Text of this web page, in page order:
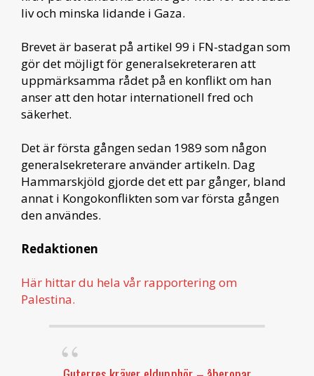
liv och minska lidande i Gaza.
Brevet är baserat på artikel 99 i FN-stadgan som
gör det möjligt för generalsekreteraren att
uppmärksamma rådet på en konflikt om han
anser att den hotar internationell fred och
säkerhet.
Det är första gången sedan 1989 som någon
generalsekreterare använder artikeln. Dag
Hammarskjöld gjorde det ett par gånger, bland
annat i Kongokonflikten som var första gången
den användes.
Redaktionen
Här hittar du hela vår rapportering om
Palestina.